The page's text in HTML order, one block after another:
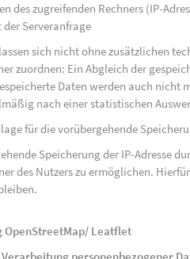
des zugreifenden Rechners (IP-
Serveranfrage
sich nicht ohne zusätzlichen
zuordnen: Ein Abgleich der
Daten werden auch nicht
nach einer statistischen
für die vorübergehende
Speicherung der IP-Adresse
des Nutzers zu ermöglichen.
OpenStreetMap/ Leatflet